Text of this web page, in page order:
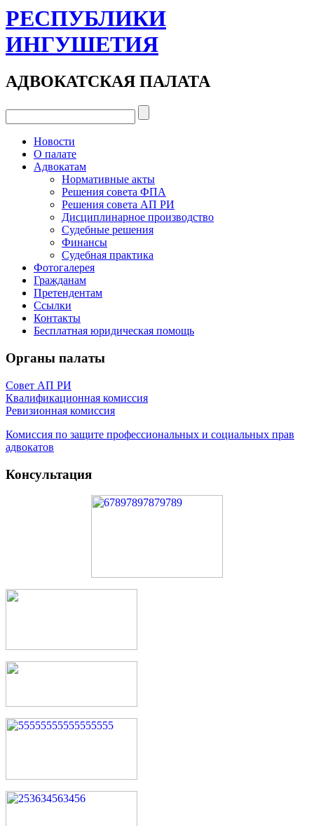
РЕСПУБЛИКИ
ИНГУШЕТИЯ
АДВОКАТСКАЯ ПАЛАТА
Новости
О палате
Адвокатам
Нормативные акты
Решения совета ФПА
Решения совета АП РИ
Дисциплинарное производство
Судебные решения
Финансы
Судебная практика
Фотогалерея
Гражданам
Претендентам
Ссылки
Контакты
Бесплатная юридическая помощь
Органы палаты
Совет АП РИ
Квалификационная комиссия
Ревизионная комиссия
Комиссия по защите профессиональных и социальных прав
адвокатов
Консультация